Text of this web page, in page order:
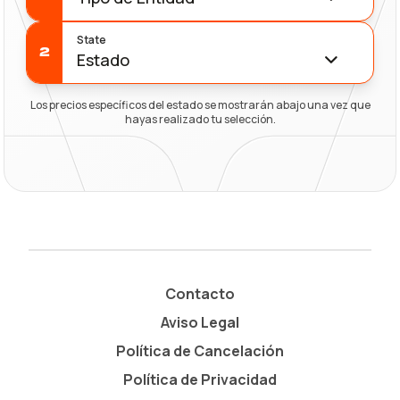
2
State
Estado
Los precios específicos del estado se mostrarán abajo una vez que
hayas realizado tu selección.
Contacto
Aviso Legal
Política de Cancelación
Política de Privacidad